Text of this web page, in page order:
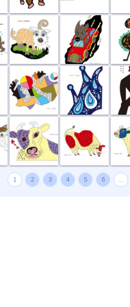
山羊の村長さん
３人寄れば しずくの効能 愛は
近い、近い 花子 太郎
1 2 3 4 5 6 …